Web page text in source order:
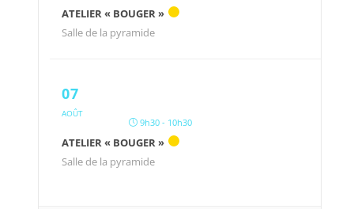
ATELIER « BOUGER »
Salle de la pyramide
07
AOÛT
9h30 - 10h30
ATELIER « BOUGER »
Salle de la pyramide